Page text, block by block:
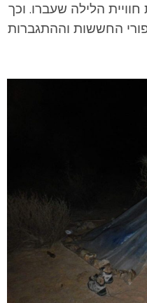
הלילה שעברו. וכך
החששות וההתגברות